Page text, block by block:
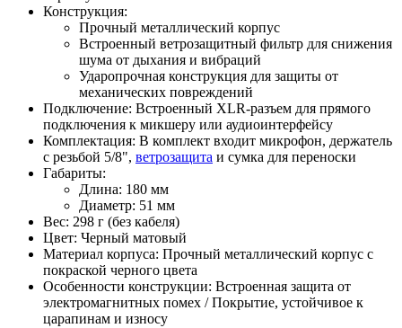
Конструкция:
Прочный металлический корпус
Встроенный ветрозащитный фильтр для снижения
шума от дыхания и вибраций
Ударопрочная конструкция для защиты от
механических повреждений
Подключение: Встроенный XLR-разъем для прямого
подключения к микшеру или аудиоинтерфейсу
Комплектация: В комплект входит микрофон, держатель
с резьбой 5/8", ветрозащита и сумка для переноски
Габариты:
Длина: 180 мм
Диаметр: 51 мм
Вес: 298 г (без кабеля)
Цвет: Черный матовый
Материал корпуса: Прочный металлический корпус с
покраской черного цвета
Особенности конструкции: Встроенная защита от
электромагнитных помех / Покрытие, устойчивое к
царапинам и износу